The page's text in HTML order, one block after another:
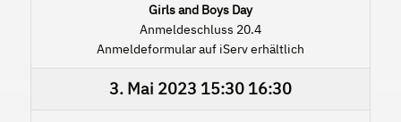
Girls and Boys Day
Anmeldeschluss 20.4
Anmeldeformular auf iServ erhältlich
3. Mai 2023 15:30 16:30